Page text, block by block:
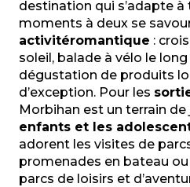
destination qui s’adapte à
moments à deux se
activitéromantique :
soleil, balade à vélo le
dégustation de produits
d’exception. Pour les
Morbihan est un terrain
enfants et les
adorent les visites de
promenades en bateau
parcs de loisirs et